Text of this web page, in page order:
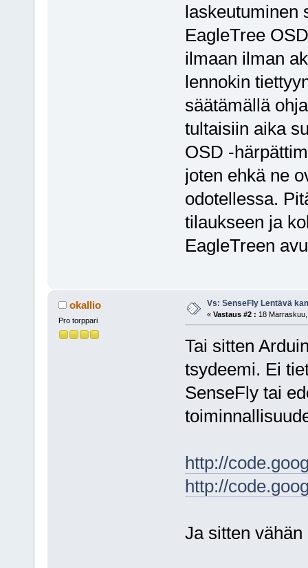
laskeutuminen
EagleTree
ilmaan ilman
lennokin
säätämällä
tultaisiin aika
OSD -
joten ehkä ne
odotellessa.
tilaukseen ja
EagleTreen
okallio
Pro torppari
Vs: SenseFly Lentävä
« Vastaus #2 : 18
Tai sitten
tsydeemi. Ei
SenseFly tai
http://
http://
Ja sitten